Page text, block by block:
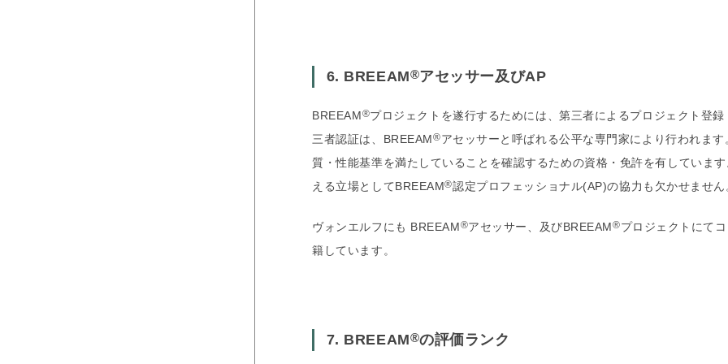
6. BREEAM®アセッサー及びAP
BREEAM®プロジェクトを遂行するためには、第三者によるプロジェクト登
三者認証は、BREEAM®アセッサーと呼ばれる公平な専門家により行われま
質・性能基準を満たしていることを確認するための資格・免許を有していま
える立場としてBREEAM®認定プロフェッショナル(AP)の協力も欠かせません
ヴォンエルフにも BREEAM®アセッサー、及びBREEAM®プロジェクトにて
籍しています。
7. BREEAM®の評価ランク